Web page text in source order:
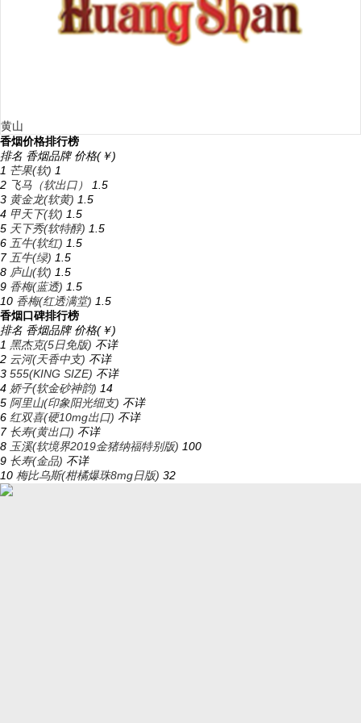
黄山
香烟价格排行榜
排名 香烟品牌 价格(￥)
1 芒果(软) 1
2 飞马（软出口）
1.5
3 黄金龙(软黄) 1.5
4 甲天下(软) 1.5
5 天下秀(软特醇) 1.5
6 五牛(软红) 1.5
7 五牛(绿) 1.5
8 庐山(软) 1.5
9 香梅(蓝透) 1.5
10 香梅(红透满堂) 1.5
香烟口碑排行榜
排名 香烟品牌 价格(￥)
1 黑杰克(5日免版) 不详
2 云河(天香中支) 不详
3 555(KING SIZE) 不详
4 娇子(软金砂神韵) 14
5 阿里山(印象阳光细支) 不详
6 红双喜(硬10mg出口) 不详
7 长寿(黄出口) 不详
8 玉溪(软境界2019金猪纳福特别版) 100
9 长寿(金品) 不详
10 梅比乌斯(柑橘爆珠8mg日版) 32